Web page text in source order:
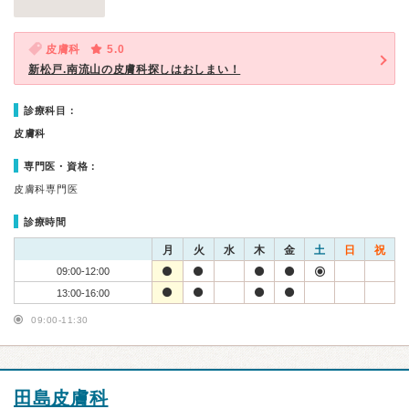
皮膚科
5.0
新松戸.南流山の皮膚科探しはおしまい！
診療科目：
皮膚科
専門医・資格：
皮膚科専門医
診療時間
月 火 水 木 金 土 日 祝
09:00-12:00
13:00-16:00
09:00-11:30
田島皮膚科